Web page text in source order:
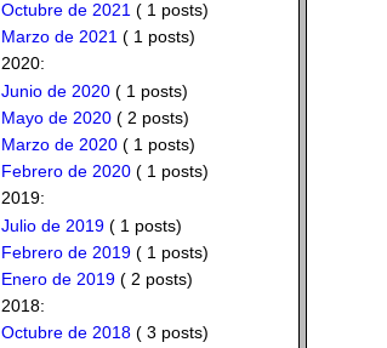
Octubre de 2021 ( 1 posts)
Marzo de 2021( 1 posts)
2020:
Junio de 2020( 1 posts)
Mayo de 2020( 2 posts)
Marzo de 2020( 1 posts)
Febrero de 2020( 1 posts)
2019:
Julio de 2019( 1 posts)
Febrero de 2019( 1 posts)
Enero de 2019( 2 posts)
2018:
Octubre de 2018( 3 posts)